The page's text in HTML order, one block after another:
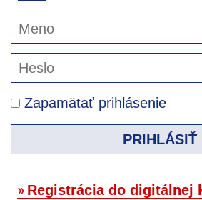
Zapamätať prihlásenie
PRIHLÁSIŤ
Registrácia do digitálnej